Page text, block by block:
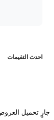
التقيمات
تحميل العروض...